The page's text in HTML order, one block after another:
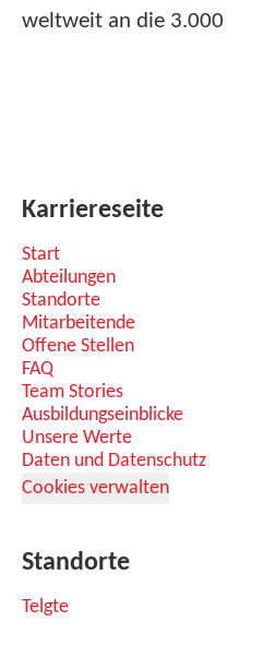
weltweit an die 3.000
Karriereseite
Start
Abteilungen
Standorte
Mitarbeitende
Offene Stellen
FAQ
Team Stories
Ausbildungseinblicke
Unsere Werte
Daten und Datenschutz
Cookies verwalten
Standorte
Telgte